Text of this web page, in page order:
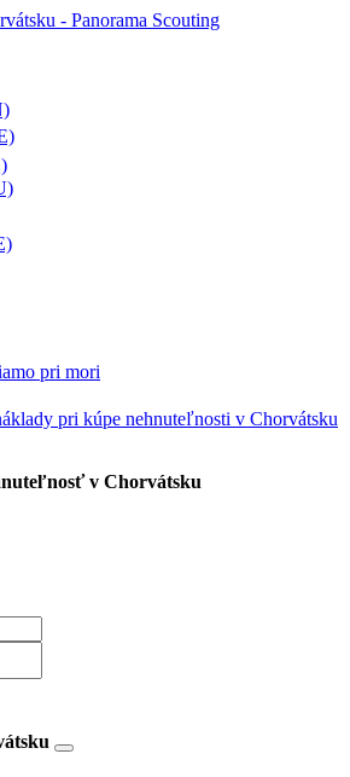
pri mori
pri kúpe nehnuteľnosti v Chorvátsku
v Chorvátsku